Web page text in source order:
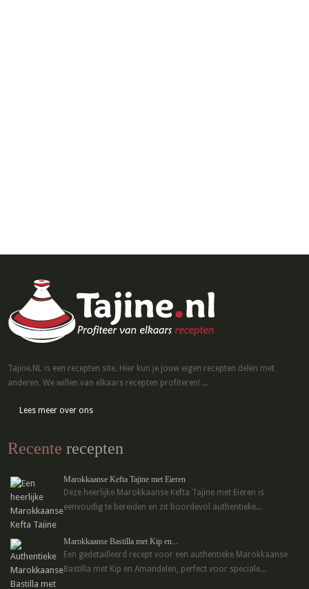
Tajine.NL is een recepten site. Hier kun je jouw eigen recepten delen met
anderen. We willen van elkaars recepten profiteren! ...
Lees meer over ons
Recente recepten
Marokkaanse Kefta Tajine met Eieren
Deze heerlijke Marokkaanse Kefta Tajine met Eieren is
eenvoudig te bereiden en zit boordevol authentieke...
Marokkaanse Bastilla met Kip en...
Een gedetailleerd recept voor een authentieke Marokkaanse
Bastilla met Kip en Amandelen, perfect voor speciale...